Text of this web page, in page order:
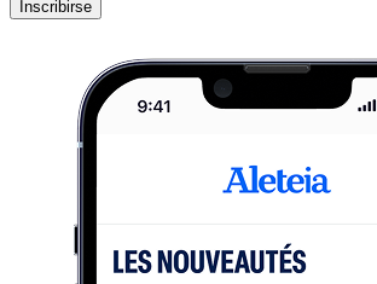
Inscribirse